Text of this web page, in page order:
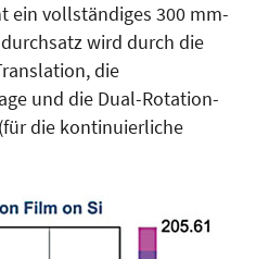
ein vollständiges 300 mm-
wird durch die
die
und die Dual-Rotation-
die kontinuierliche